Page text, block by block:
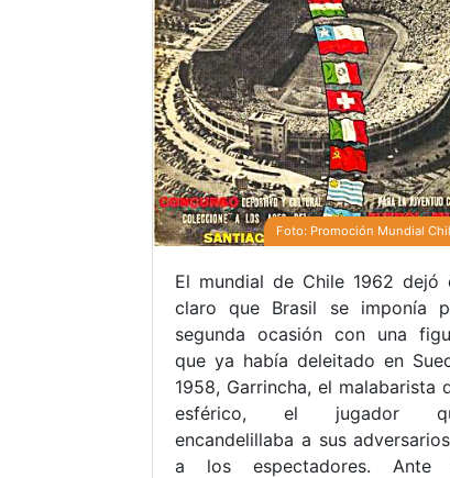
Foto: Promoción Mundial
El mundial de Chile 1962 dejó
claro que Brasil se imponía
segunda ocasión con una
que ya había deleitado en
1958, Garrincha, el malabarista
esférico, el jugador
encandelillaba a sus
a los espectadores. Ante